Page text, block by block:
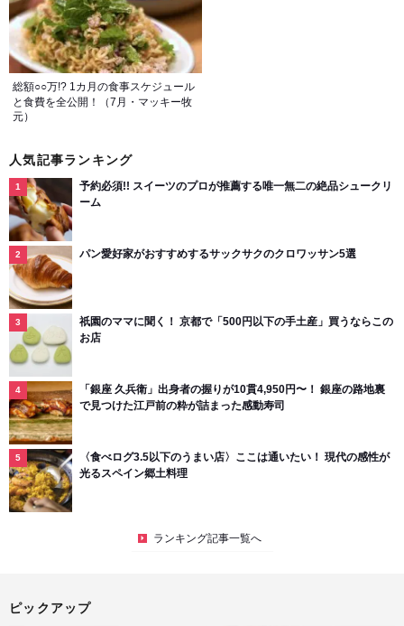
総額○○万!? 1カ月の食事スケジュール
と食費を全公開！（7月・マッキー牧
元）
人気記事ランキング
予約必須!! スイーツのプロが推薦する唯一無二の絶品シュークリ
ーム
パン愛好家がおすすめするサックサクのクロワッサン5選
祇園のママに聞く！ 京都で「500円以下の手土産」買うならこの
お店
「銀座 久兵衛」出身者の握りが10貫4,950円〜！ 銀座の路地裏
で見つけた江戸前の粋が詰まった感動寿司
〈食べログ3.5以下のうまい店〉ここは通いたい！ 現代の感性が
光るスペイン郷土料理
ランキング記事一覧へ
ピックアップ